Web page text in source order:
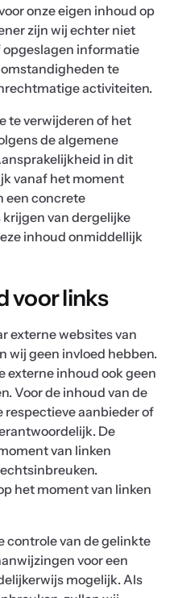
onze eigen inhoud op
zijn wij echter niet
informatie
te
activiteiten.
te verwijderen of het
de algemene
in dit
vanaf het moment
een concrete
van dergelijke
inhoud onmiddellijk
voor links
externe websites van
wij geen invloed hebben.
externe inhoud ook geen
Voor de inhoud van de
respectieve aanbieder of
De
van linken
het moment van linken
controle van de gelinkte
voor een
mogelijk. Als